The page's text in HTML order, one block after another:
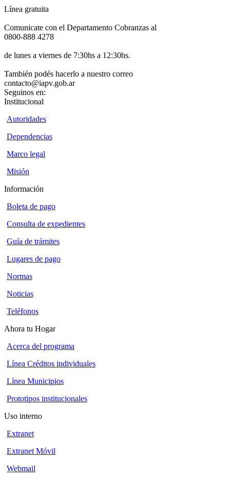
Línea gratuita
Comunicate con el Departamento Cobranzas al
0800-888 4278
de lunes a viernes de 7:30hs a 12:30hs.
También podés hacerlo a nuestro correo
contacto@iapv.gob.ar
Seguinos en:
Institucional
Autoridades
Dependencias
Marco legal
Misión
Información
Boleta de pago
Consulta de expedientes
Guía de trámites
Lugares de pago
Normas
Noticias
Teléfonos
Ahora tu Hogar
Acerca del programa
Línea Créditos individuales
Línea Municipios
Prototipos institucionales
Uso interno
Extranet
Extranet Móvil
Webmail